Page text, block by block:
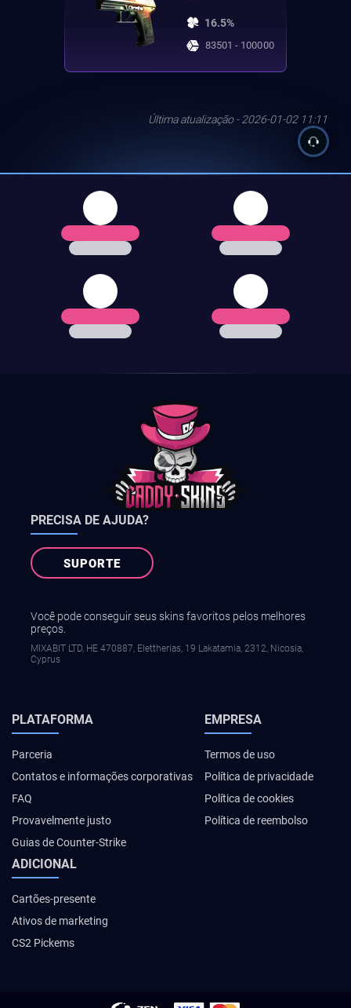
16.5%
83501 - 100000
Última atualização - 2026-01-02 11:11
PRECISA DE AJUDA?
SUPORTE
Você pode conseguir seus skins favoritos pelos melhores
preços.
MIXABIT LTD, ΗΕ 470887, Elettherias, 19 Lakatamia, 2312, Nicosia,
Cyprus
PLATAFORMA
Parceria
Contatos e informações corporativas
FAQ
Provavelmente justo
Guias de Counter-Strike
EMPRESA
Termos de uso
Política de privacidade
Política de cookies
Política de reembolso
ADICIONAL
Cartões-presente
Ativos de marketing
CS2 Pickems